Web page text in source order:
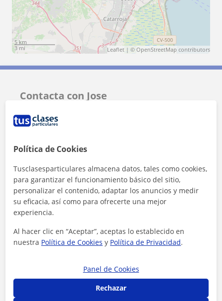
5 km
3 mi
Leaflet | © OpenStreetMap contributors
Contacta con Jose
Tarifa
1ª clase gratis
Política de Cookies
Tusclasesparticulares almacena datos, tales como cookies,
para garantizar el funcionamiento básico del sitio,
personalizar el contenido, adaptar los anuncios y medir
su eficacia, así como para ofrecerte una mejor
experiencia.
Al hacer clic en “Aceptar”, aceptas lo establecido en
nuestra Política de Cookies y Política de Privacidad.
Panel de Cookies
Rechazar